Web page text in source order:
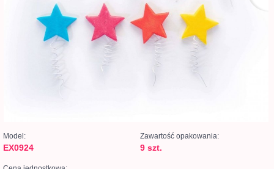
Model:
EX0924
Zawartość opakowania:
9 szt.